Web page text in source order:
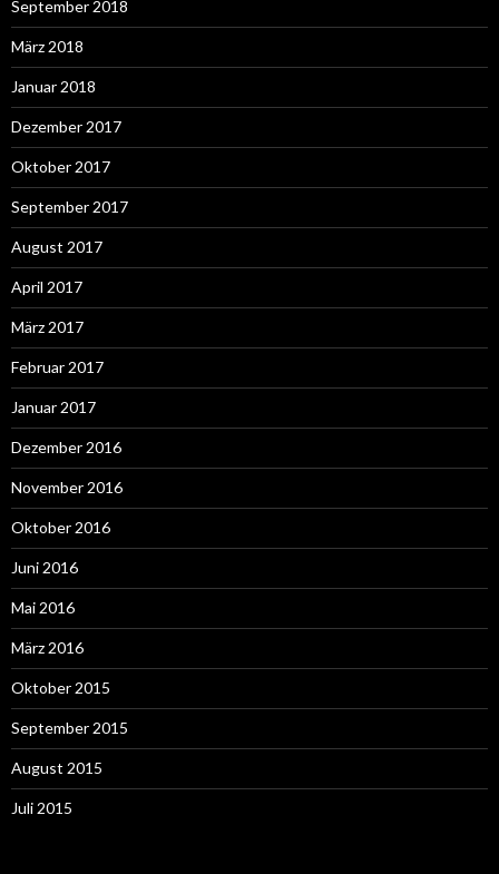
September 2018
März 2018
Januar 2018
Dezember 2017
Oktober 2017
September 2017
August 2017
April 2017
März 2017
Februar 2017
Januar 2017
Dezember 2016
November 2016
Oktober 2016
Juni 2016
Mai 2016
März 2016
Oktober 2015
September 2015
August 2015
Juli 2015